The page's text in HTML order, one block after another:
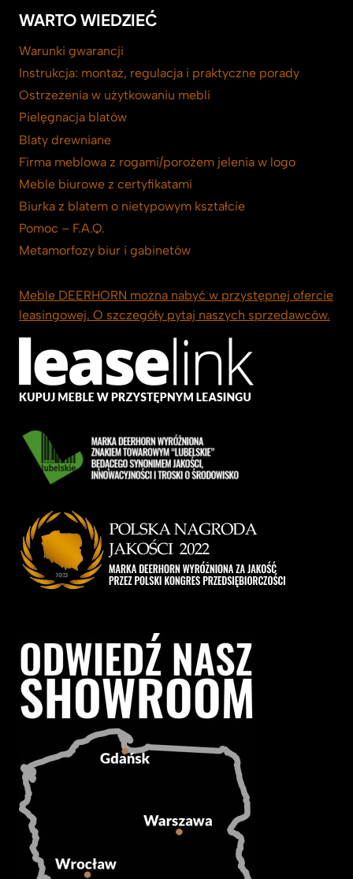
WARTO WIEDZIEĆ
Warunki gwarancji
Instrukcja: montaż, regulacja i praktyczne porady
Ostrzeżenia w użytkowaniu mebli
Pielęgnacja blatów
Blaty drewniane
Firma meblowa z rogami/porożem jelenia w logo
Meble biurowe z certyfikatami
Biurka z blatem o nietypowym kształcie
Pomoc – F.A.Q.
Metamorfozy biur i gabinetów
Meble DEERHORN można nabyć w przystępnej ofercie
leasingowej. O szczegóły pytaj naszych sprzedawców.